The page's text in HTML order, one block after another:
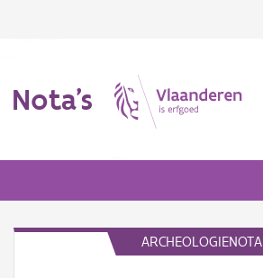
Nota's
ARCHEOLOGIENOTA